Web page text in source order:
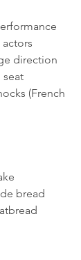
direction
(French
bread